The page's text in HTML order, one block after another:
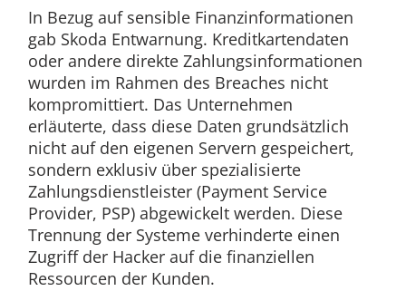
In Bezug auf sensible Finanzinformationen
gab Skoda Entwarnung. Kreditkartendaten
oder andere direkte Zahlungsinformationen
wurden im Rahmen des Breaches nicht
kompromittiert. Das Unternehmen
erläuterte, dass diese Daten grundsätzlich
nicht auf den eigenen Servern gespeichert,
sondern exklusiv über spezialisierte
Zahlungsdienstleister (Payment Service
Provider, PSP) abgewickelt werden. Diese
Trennung der Systeme verhinderte einen
Zugriff der Hacker auf die finanziellen
Ressourcen der Kunden.